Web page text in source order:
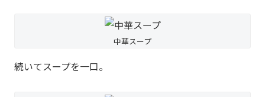
中華スープ
続いてスープを一口。